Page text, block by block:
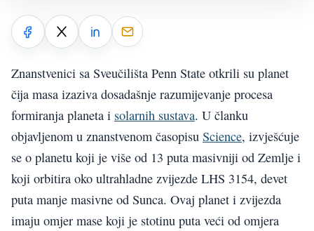
Znanstvenici sa Sveučilišta Penn State otkrili su planet
čija masa izaziva dosadašnje razumijevanje procesa
formiranja planeta i solarnih sustava. U članku
objavljenom u znanstvenom časopisu Science, izvješćuje
se o planetu koji je više od 13 puta masivniji od Zemlje i
koji orbitira oko ultrahladne zvijezde LHS 3154, devet
puta manje masivne od Sunca. Ovaj planet i zvijezda
imaju omjer mase koji je stotinu puta veći od omjera